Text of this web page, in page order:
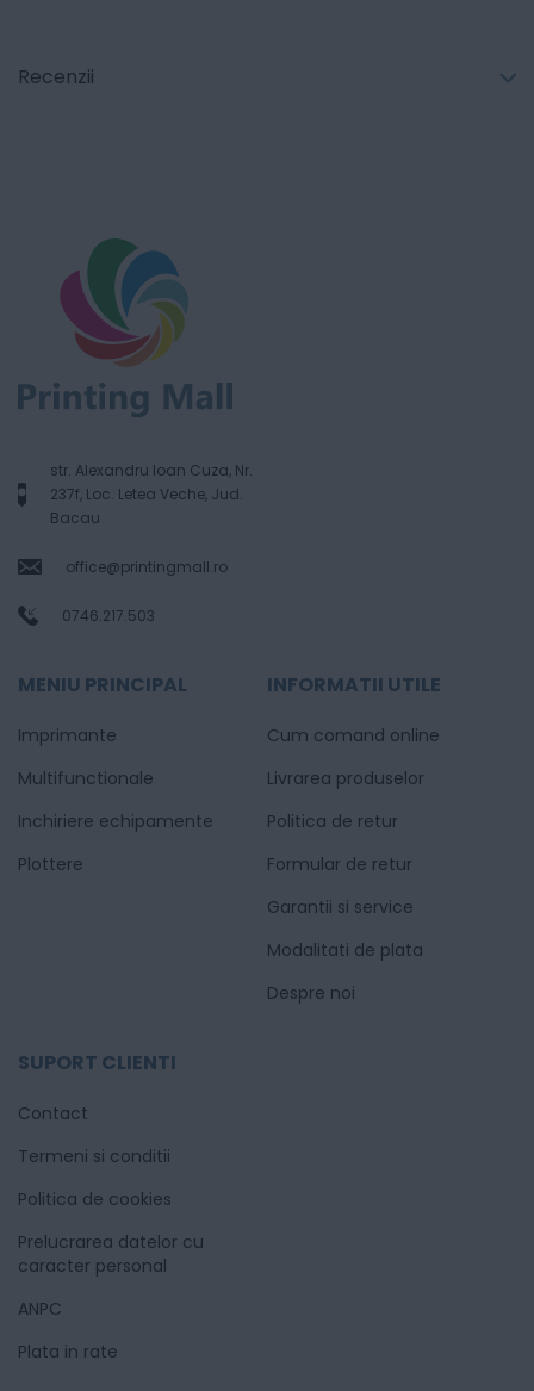
Recenzii
str. Alexandru Ioan Cuza, Nr.
237f, Loc. Letea Veche, Jud.
Bacau
office@printingmall.ro
0746.217.503
MENIU PRINCIPAL
Imprimante
Multifunctionale
Inchiriere echipamente
Plottere
INFORMATII UTILE
Cum comand online
Livrarea produselor
Politica de retur
Formular de retur
Garantii si service
Modalitati de plata
Despre noi
SUPORT CLIENTI
Contact
Termeni si conditii
Politica de cookies
Prelucrarea datelor cu
caracter personal
ANPC
Plata in rate